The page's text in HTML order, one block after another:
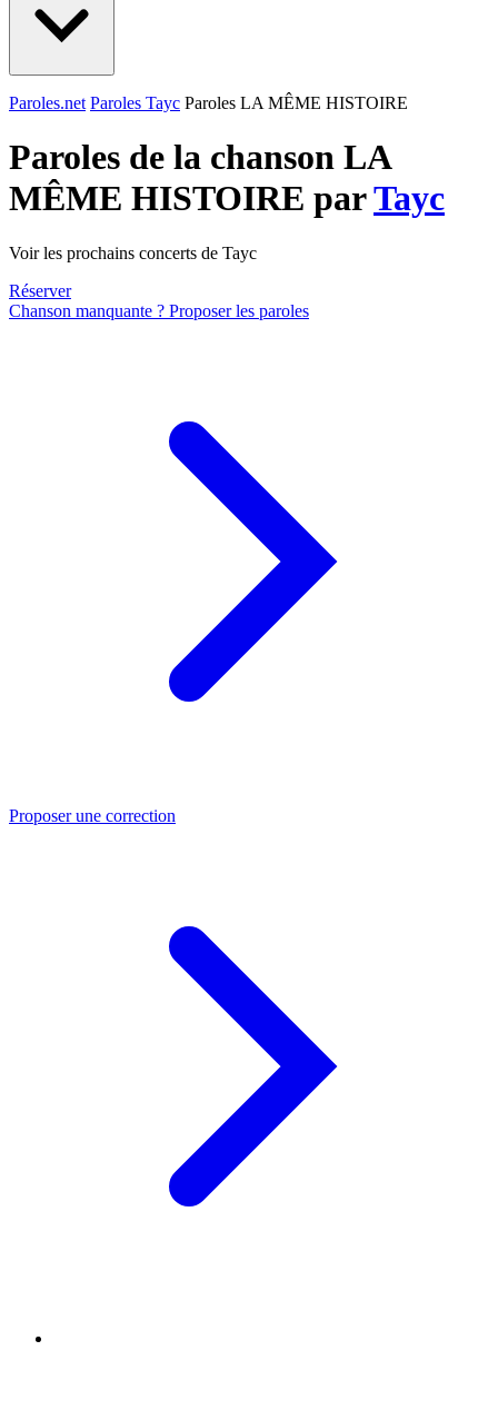
Paroles.net Paroles Tayc Paroles LA MÊME HISTOIRE
Paroles de la chanson LA
MÊME HISTOIRE parTayc
Voir les prochains concerts de Tayc
Réserver
Chanson manquante ? Proposer les paroles
Proposer une correction